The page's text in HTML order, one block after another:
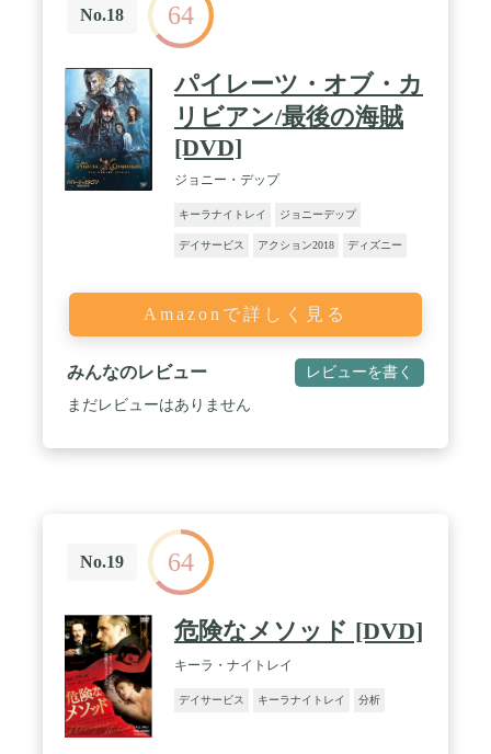
No.18 64
パイレーツ・オブ・カ
リビアン/最後の海賊
[DVD]
ジョニー・デップ
キーラナイトレイ ジョニーデップ
デイサービス アクション2018 ディズニー
Amazonで詳しく見る
みんなのレビュー レビューを書く
まだレビューはありません
No.19 64
危険なメソッド [DVD]
キーラ・ナイトレイ
デイサービス キーラナイトレイ 分析